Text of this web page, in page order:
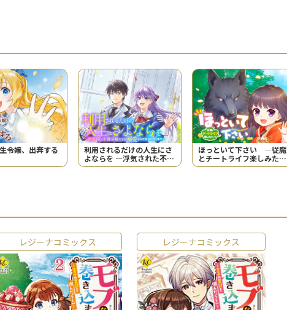
令嬢、出奔する
利用されるだけの人生にさ
よならを ―浮気された不遇
令嬢ですが溺愛されて幸せ
ほっといて下さい ―従魔
とチートライフ楽しみた
い！―
レジーナコミックス レジーナコミックス